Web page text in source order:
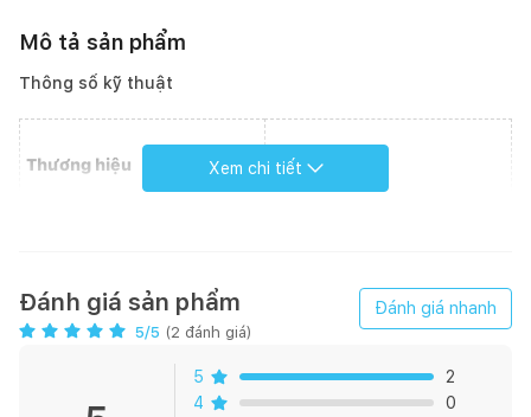
Mô tả sản phẩm
Thông số kỹ thuật
Thương hiệu Bosch
Ngang 60cm
Xem chi tiết
Đánh giá sản phẩm
5/5 (2 đánh giá)
Đánh giá nhanh
5
2
4
0